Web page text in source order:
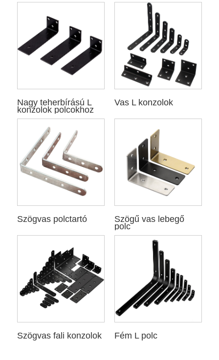
Nagy teherbírású L
konzolok polcokhoz
Vas L konzolok
Szögvas polctartó Szögű vas lebegő
polc
Szögvas fali konzolok Fém L polc